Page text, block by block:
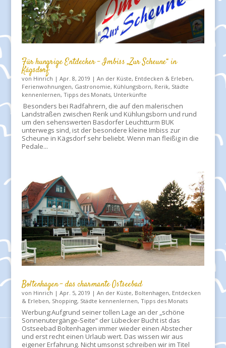
Für hungrige Entdecker – Imbiss „Zur Scheune“ in
Kägsdorf
von Hinrich | Apr. 8, 2019 | An der Küste, Entdecken & Erleben,
Ferienwohnungen, Gastronomie, Kühlungsborn, Rerik, Städte
kennenlernen, Tipps des Monats, Unterkünfte
Besonders bei Radfahrern, die auf den malerischen
Landstraßen zwischen Rerik und Kühlungsborn und rund
um den sehenswerten Basdorfer Leuchtturm BUK
unterwegs sind, ist der besondere kleine Imbiss zur
Scheune in Kägsdorf sehr beliebt. Wenn man fleißig in die
Pedale...
Boltenhagen – das charmante Ostseebad
von Hinrich | Apr. 5, 2019 | An der Küste, Boltenhagen, Entdecken
& Erleben, Shopping, Städte kennenlernen, Tipps des Monats
Werbung:Aufgrund seiner tollen Lage an der „schöne
Sonnenutergänge-Seite“ der Lübecker Bucht ist das
Ostseebad Boltenhagen immer wieder einen Abstecher
und erst recht einen Urlaub wert. Das wissen wir aus
eigener Erfahrung. Nicht umsonst schreiben wir im Titel